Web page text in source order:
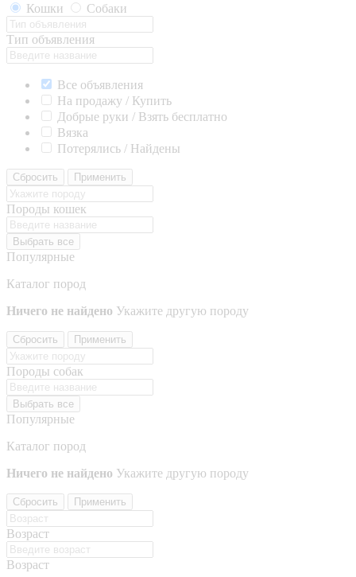
Кошки
Собаки
Тип объявления
Все объявления
На продажу / Купить
Добрые руки / Взять бесплатно
Вязка
Потерялись / Найдены
Сбросить Применить
Породы кошек
Выбрать все
Популярные
Каталог пород
Ничего не найдено Укажите другую породу
Сбросить Применить
Породы собак
Выбрать все
Популярные
Каталог пород
Ничего не найдено Укажите другую породу
Сбросить Применить
Возраст
Возраст